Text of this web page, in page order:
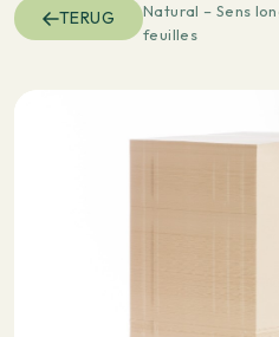
TERUG
Natural – Sens
feuilles